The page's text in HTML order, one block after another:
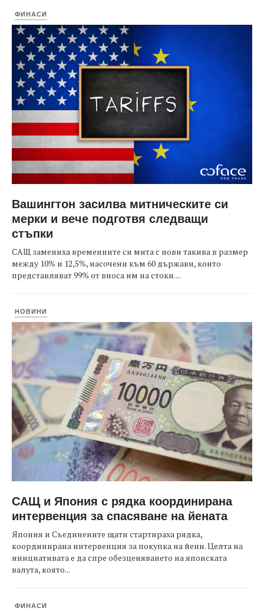
ФИНАСИ
Вашингтон засилва митническите си
мерки и вече подготвя следващи
стъпки
САЩ замениха временните си мита с нови такива в размер
между 10% и 12,5%, насочени към 60 държави, които
представляват 99% от вноса им на стоки....
НОВИНИ
САЩ и Япония с рядка координирана
интервенция за спасяване на йената
Япония и Съединените щати стартираха рядка,
координирана интервенция за покупка на йени. Целта на
инициативата е да спре обезценяването на японската
валута, която...
ФИНАСИ